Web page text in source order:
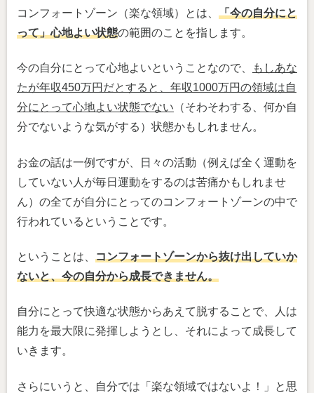
コンフォートゾーン（楽な領域）とは、 「今の自分にと
って」心地よい状態の範囲のことを指します。
今の自分にとって心地よいということなので、
もしあな
たが年収450万円だとすると、年収1000万円の領域は自
分にとって心地よい状態でない （そわそわする、何か自
分でないような気がする）状態かもしれません。
お金の話は一例ですが、日々の活動（例えば全く運動を
していない人が毎日運動をするのは苦痛かもしれませ
ん）の全てが自分にとってのコンフォートゾーンの中で
行われているということです。
ということは、 コンフォートゾーンから抜け出していか
ないと、今の自分から成長できません。
自分にとって快適な状態からあえて脱することで、人は
能力を最大限に発揮しようとし、それによって成長して
いきます。
さらにいうと、自分では「楽な領域ではないよ！」と思